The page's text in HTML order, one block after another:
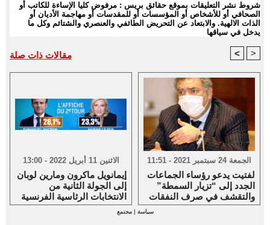
شروط نشر التعليقات بموقع حقائق بريس : مرفوض كليا الإساءة للكاتب أو
الصحافي أو للأشخاص أو المؤسسات أو للمقدسات أو مهاجمة الأديان أو
الذات الالهية. والابتعاد عن التحريض الطائفي والعنصري والشتائم وكل ما
يدخل في سياقها
مقالات ذات صلة < >
الاثنين 11 أبريل 2022 - 13:00
إيمانويل ماكرون ومارين لوبان
إلى الجولة الثانية من
الانتخابات الرئاسية الفرنسية
الجمعة 24 سبتمبر 2021 - 11:51
لفتيت يدعو رؤساء الجماعات
الجدد إلى “تزيار السمطة”
والتقشف في صرف النفقات
سياسة |مجتمع